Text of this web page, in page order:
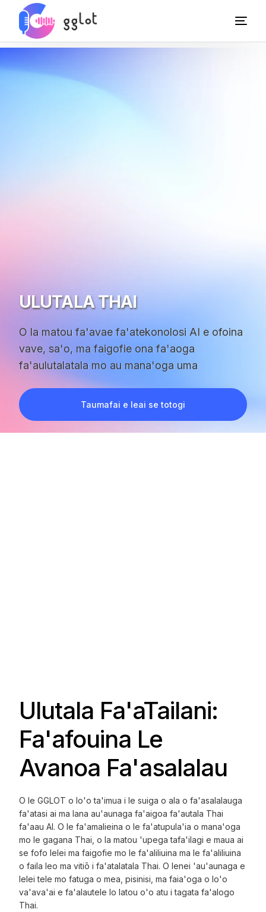
ULUTALA THAI
O la matou fa'avae fa'atekonolosi AI e ofoina
vave, sa'o, ma faigofie ona fa'aoga
fa'aulutalatala mo au mana'oga uma
Taumafai e leai se totogi
Ulutala Fa'aTailani:
Fa'afouina Le
Avanoa Fa'asalalau
O le GGLOT o lo'o ta'imua i le suiga o ala o fa'asalalauga
fa'atasi ai ma lana au'aunaga fa'aigoa fa'autala Thai
fa'aau AI. O le fa'amalieina o le fa'atupula'ia o mana'oga
mo le gagana Thai, o la matou 'upega tafa'ilagi e maua ai
se fofo lelei ma faigofie mo le fa'aliliuina ma le fa'aliliuina
o faila leo ma vitiō i fa'atalatala Thai. O lenei 'au'aunaga e
lelei tele mo fatuga o mea, pisinisi, ma faia'oga o lo'o
va'ava'ai e fa'alautele lo latou o'o atu i tagata fa'alogo
Thai.